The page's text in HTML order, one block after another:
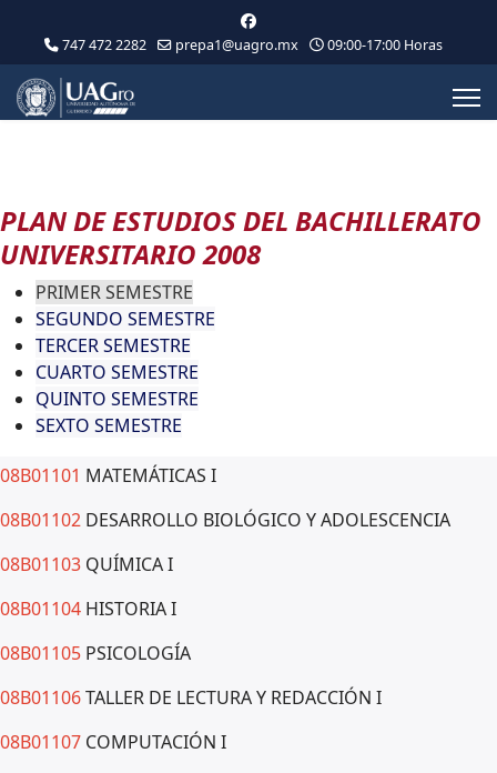
747 472 2282 prepa1@uagro.mx 09:00-17:00 Horas
PLAN DE ESTUDIOS DEL BACHILLERATO
UNIVERSITARIO 2008
PRIMER SEMESTRE
SEGUNDO SEMESTRE
TERCER SEMESTRE
CUARTO SEMESTRE
QUINTO SEMESTRE
SEXTO SEMESTRE
08B01101 MATEMÁTICAS I
08B01102 DESARROLLO BIOLÓGICO Y ADOLESCENCIA
08B01103 QUÍMICA I
08B01104 HISTORIA I
08B01105 PSICOLOGÍA
08B01106TALLER DE LECTURA Y REDACCIÓN I
08B01107 COMPUTACIÓN I